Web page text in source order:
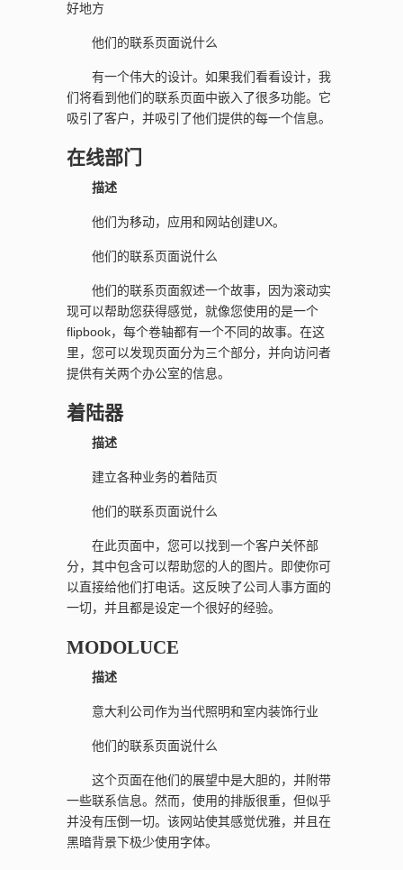
好地方
他们的联系页面说什么
有一个伟大的设计。如果我们看看设计，我
们将看到他们的联系页面中嵌入了很多功能。它
吸引了客户，并吸引了他们提供的每一个信息。
在线部门
描述
他们为移动，应用和网站创建UX。
他们的联系页面说什么
他们的联系页面叙述一个故事，因为滚动实
现可以帮助您获得感觉，就像您使用的是一个
flipbook，每个卷轴都有一个不同的故事。在这
里，您可以发现页面分为三个部分，并向访问者
提供有关两个办公室的信息。
着陆器
描述
建立各种业务的着陆页
他们的联系页面说什么
在此页面中，您可以找到一个客户关怀部
分，其中包含可以帮助您的人的图片。即使你可
以直接给他们打电话。这反映了公司人事方面的
一切，并且都是设定一个很好的经验。
MODOLUCE
描述
意大利公司作为当代照明和室内装饰行业
他们的联系页面说什么
这个页面在他们的展望中是大胆的，并附带
一些联系信息。然而，使用的排版很重，但似乎
并没有压倒一切。该网站使其感觉优雅，并且在
黑暗背景下极少使用字体。